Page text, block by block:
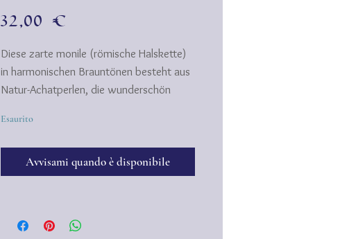
32,00 €
Diese zarte monile (römische Halskette)
in harmonischen Brauntönen besteht aus
Natur-Achatperlen, die wunderschön
Messing-Lunula ist der glänzende
Esaurito
Avvisami quando è disponibile